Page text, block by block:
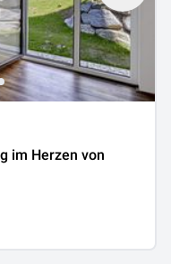
im Herzen von